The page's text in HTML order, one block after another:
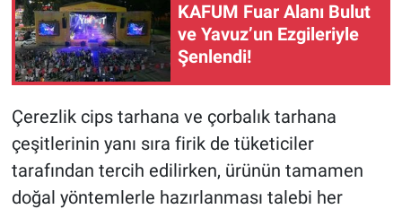
KAFUM Fuar Alanı Bulut
ve Yavuz’un Ezgileriyle
Şenlendi!
Çerezlik cips tarhana ve çorbalık tarhana
çeşitlerinin yanı sıra firik de tüketiciler
tarafından tercih edilirken, ürünün tamamen
doğal yöntemlerle hazırlanması talebi her